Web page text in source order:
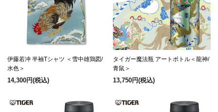
伊藤若冲 半袖Tシャツ ＜雪中雄鶏図/
水色＞
14,300円(税込)
タイガー魔法瓶 アートボトル＜龍神/
青鼠＞
13,750円(税込)